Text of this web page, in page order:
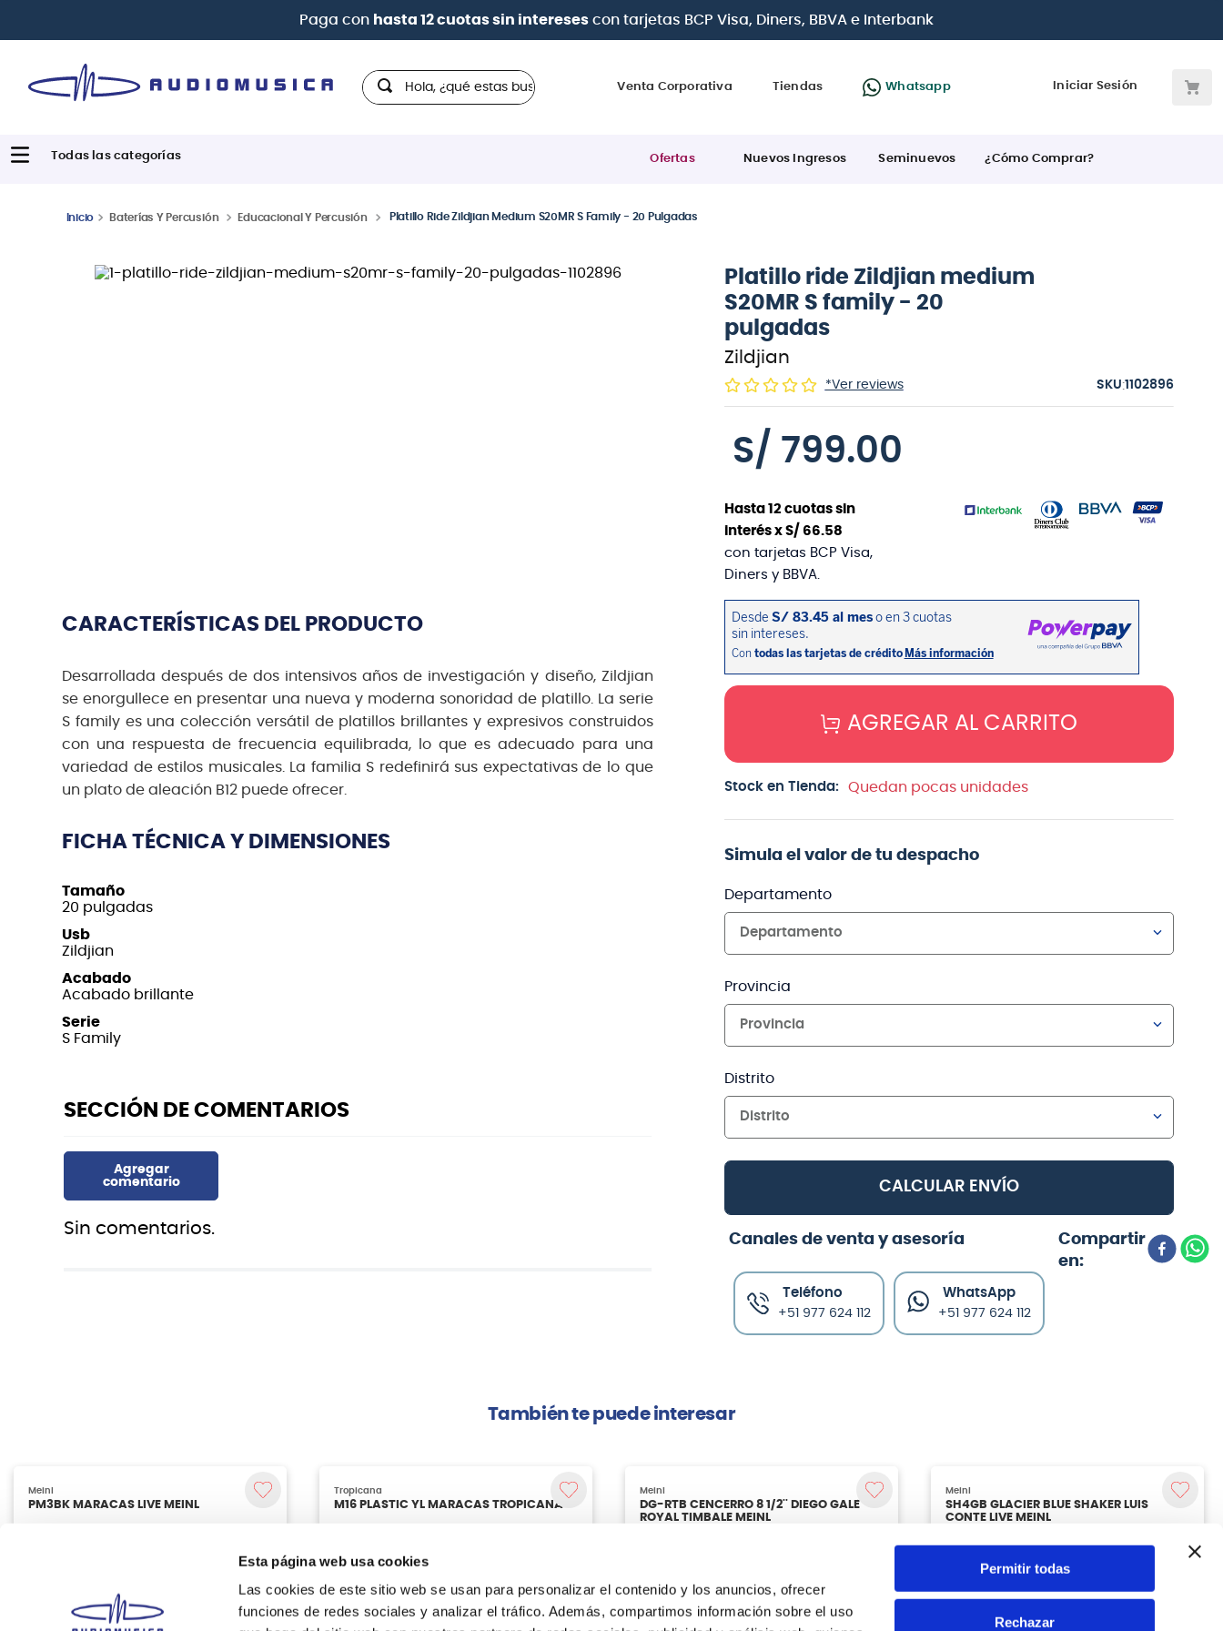
Esta página web usa cookies
Las cookies de este sitio web se usan para personalizar el contenido y los anuncios, ofrecer
funciones de redes sociales y analizar el tráfico. Además, compartimos información sobre el uso
Permitir todas
Rechazar
hasta 12 cuotas sin interesescon tarjetasBCP Visa, Diners, BBVA e Interbank
Hola, ¿qué estas buscando?
Venta Corporativa Tiendas Whatsapp Iniciar Sesión
Ofertas Nuevos Ingresos Seminuevos ¿Cómo Comprar?
Baterías Y Percusión Educacional Y Percusión Platillo Ride Zildjian Medium S20MR S Family - 20 Pulgadas
CARACTERÍSTICAS DEL PRODUCTO
Desarrollada después de dos intensivos años de investigación y diseño, Zildjian
se enorgullece en presentar una nueva y moderna sonoridad de platillo. La serie
S family es una colección versátil de platillos brillantes y expresivos construidos
con una respuesta de frecuencia equilibrada, lo que es adecuado para una
variedad de estilos musicales. La familia S redefinirá sus expectativas de lo que
un plato de aleación B12 puede ofrecer.
FICHA TÉCNICA Y DIMENSIONES
Tamaño
20 pulgadas
Usb
Zildjian
Acabado
Acabado brillante
Serie
S Family
Sin comentarios.
Platillo ride Zildjian medium
S20MR S family - 20
pulgadas
Zildjian
*Ver reviews :1102896
S/ 799.00
Hasta 12cuotas sin
interés x S/ 66.58
con tarjetas BCP Visa,
Diners y BBVA.
AGREGAR AL CARRITO
Stock en Tienda: Quedan pocas unidades
Simula el valor de tu despacho
Departamento
Departamento
Provincia
Provincia
Distrito
Distrito
CALCULAR ENVÍO
Canales de venta y asesoría
Teléfono
+51 977 624 112
WhatsApp
+51 977 624 112
También te puede interesar
Tropicana
M16 PLASTIC YL MARACAS TROPICANA
31% S/
Agregar
Meinl
DG-RTB CENCERRO 8 1/2'' DIEGO GALÈ
ROYAL TIMBALE MEINL